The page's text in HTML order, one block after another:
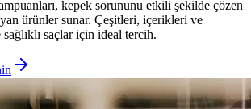
kepek sorununu etkili şekilde çözen
ürünler sunar. Çeşitleri, içerikleri ve
saçlar için ideal tercih.